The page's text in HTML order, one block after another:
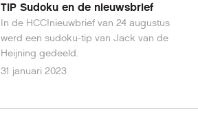
TIP Sudoku en de nieuwsbrief
In de HCC!nieuwbrief van 24 augustus
werd een sudoku-tip van Jack van de
Heijning gedeeld.
31 januari 2023